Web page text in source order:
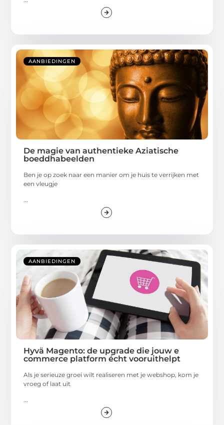
AANBIEDINGEN
De magie van authentieke Aziatische
boeddhabeelden
Ben je op zoek naar een manier om je huis te verrijken met
een vleugje
...
AANBIEDINGEN
Hyvä Magento: de upgrade die jouw e
commerce platform écht vooruithelpt
Als je serieuze groei wilt realiseren met je webshop, kom je
vroeg of laat uit
...